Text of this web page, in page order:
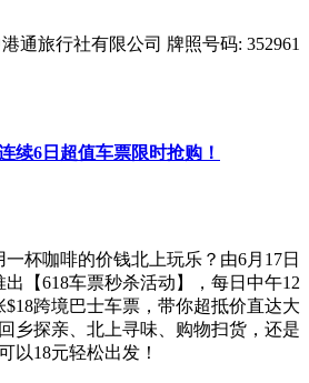
通旅行社有限公司 牌照号码: 352961
续6日超值车票限时抢购！
杯咖啡的价钱北上玩乐？由6月17日
【618车票秒杀活动】，每日中午12
$18跨境巴士车票，带你超抵价直达大
乡探亲、北上寻味、购物扫货，还是
以18元轻松出发！